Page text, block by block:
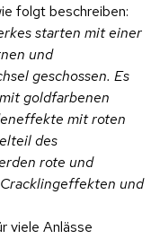
folgt beschreiben:
starten mit einer
und
geschossen. Es
goldfarbenen
mit roten
des
rote und
und
viele Anlässe